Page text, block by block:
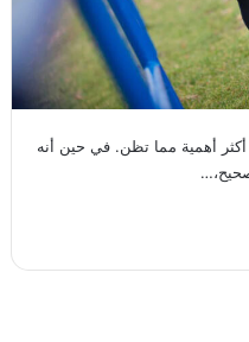
أهمية مما تظن. في حين أنه